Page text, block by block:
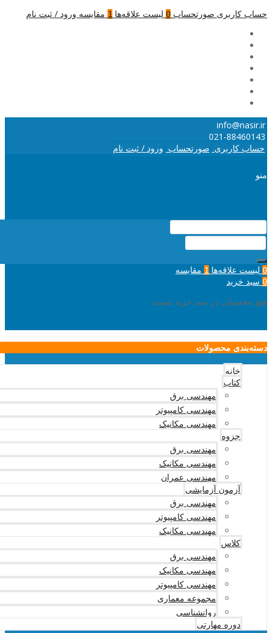
حساب کاربری صورتحساب 0 لیست علاقه‌ها 1 مقایسه ورود / ثبت نام
info@nasir.ir
021-88460143
حساب کاربری صورتحساب ورود / ثبت نام
منو
0 لیست علاقه‌ها 1 مقایسه
0 سبد خرید
هیچ محصولی در سبد خرید نیست.
دسته‌بندی محصولات
خانه
کتاب
مهندسی برق
مهندسی کامپیوتر
مهندسی مکانیک
جزوه
مهندسی برق
مهندسی مکانیک
مهندسی عمران
آزمون آزمایشی
مهندسی برق
مهندسی کامپیوتر
مهندسی مکانیک
کلاس
مهندسی برق
مهندسی مکانیک
مهندسی کامپیوتر
مجموعه معماری
روانشناسی
دوره مهارتی